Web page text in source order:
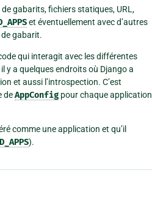
gabarits, fichiers statiques, URL,
et éventuellement avec d’autres
de gabarit.
qui interagit avec les différentes
y a quelques endroits où Django a
et aussi l’introspection. C’est
deAppConfig pour chaque application
comme une application et qu’il
).